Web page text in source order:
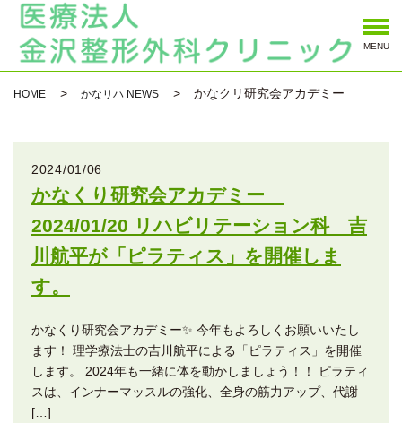
MENU
HOME かなリハ NEWS かなクリ研究会アカデミー
2024/01/06
かなくり研究会アカデミー
2024/01/20 リハビリテーション科 吉
川航平が「ピラティス」を開催しま
す。
かなくり研究会アカデミー✨ 今年もよろしくお願いいたし
ます！ 理学療法士の吉川航平による「ピラティス」を開催
します。 2024年も一緒に体を動かしましょう！！ ピラティ
スは、インナーマッスルの強化、全身の筋力アップ、代謝
[…]